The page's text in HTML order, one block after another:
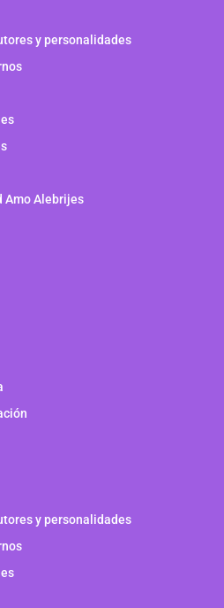
y personalidades
Amo Alebrijes
y personalidades